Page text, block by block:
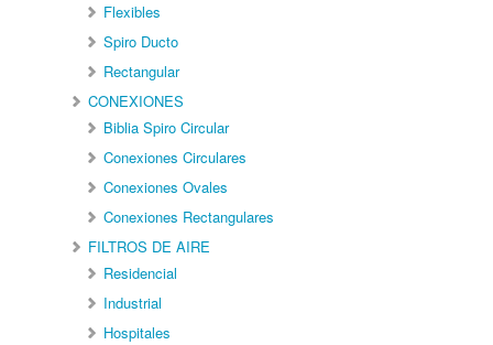
Flexibles
Spiro Ducto
Rectangular
CONEXIONES
Biblia Spiro Circular
Conexiones Circulares
Conexiones Ovales
Conexiones Rectangulares
FILTROS DE AIRE
Residencial
Industrial
Hospitales